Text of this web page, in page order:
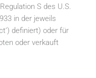
S des U.S.
in der jeweils
definiert) oder für
oder verkauft